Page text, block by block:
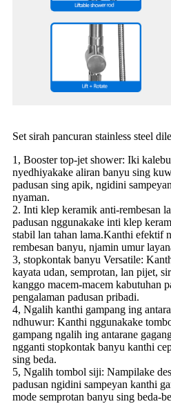
Set sirah pancuran stainless steel
1, Booster top-jet shower: Iki
nyedhiyakake aliran banyu sing
padusan sing apik, ngidini
nyaman.
2. Inti klep keramik anti-rembesan
padusan nggunakake inti klep
stabil lan tahan lama.Kanthi efektif
rembesan banyu, njamin umur
3, stopkontak banyu Versatile:
kayata udan, semprotan, lan pijet,
kanggo macem-macem kabutuhan
pengalaman padusan pribadi.
4, Ngalih kanthi gampang ing
ndhuwur: Kanthi nggunakake
gampang ngalih ing antarane
ngganti stopkontak banyu kanthi
sing beda.
5, Ngalih tombol siji: Nampilake
padusan ngidini sampeyan kanthi
mode semprotan banyu sing beda-